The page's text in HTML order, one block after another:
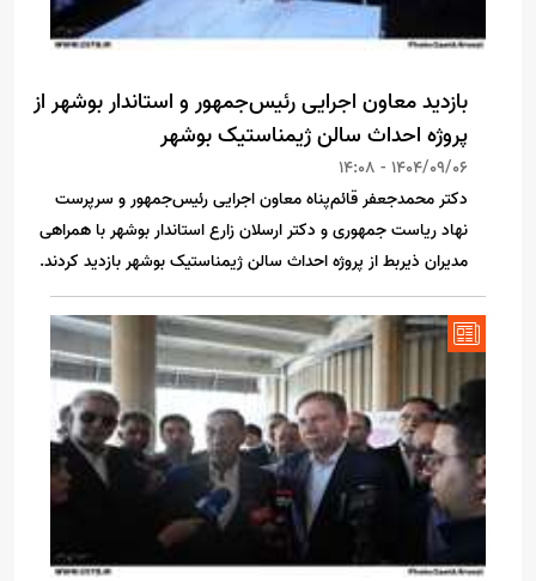
بازدید معاون اجرایی رئیس‌جمهور و استاندار بوشهر از
پروژه احداث سالن ژیمناستیک بوشهر
1404/09/06 - 14:08
دکتر محمدجعفر قائم‌پناه معاون اجرایی رئیس‌جمهور و سرپرست
نهاد ریاست جمهوری و دکتر ارسلان زارع استاندار بوشهر با همراهی
مدیران ذیربط از پروژه احداث سالن ژیمناستیک بوشهر بازدید کردند.